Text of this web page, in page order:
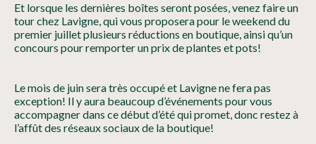
Et lorsque les dernières boîtes seront posées, venez faire un
tour chez Lavigne, qui vous proposera pour le weekend du
premier juillet plusieurs réductions en boutique, ainsi qu’un
concours pour remporter un prix de plantes et pots!
Le mois de juin sera très occupé et Lavigne ne fera pas
exception! Il y aura beaucoup d’événements pour vous
accompagner dans ce début d’été qui promet, donc restez à
l’affût des réseaux sociaux de la boutique!